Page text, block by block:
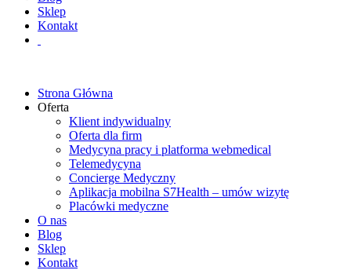
Sklep
Kontakt
Strona Główna
Oferta
Klient indywidualny
Oferta dla firm
Medycyna pracy i platforma webmedical
Telemedycyna
Concierge Medyczny
Aplikacja mobilna S7Health – umów wizytę
Placówki medyczne
O nas
Blog
Sklep
Kontakt